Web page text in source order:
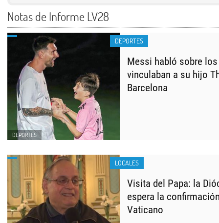
Notas de Informe LV28
DEPORTES
DEPORTES
Messi habló sobre
vinculaban a su hijo
Barcelona
LOCALES
Visita del Papa: la
espera la
Vaticano